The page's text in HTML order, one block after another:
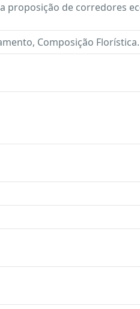
proposição de corredores
Composição Florística.